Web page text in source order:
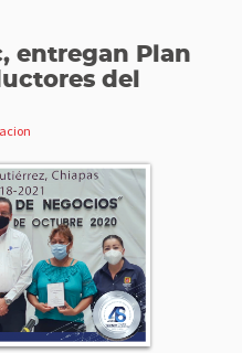
entregan Plan
del